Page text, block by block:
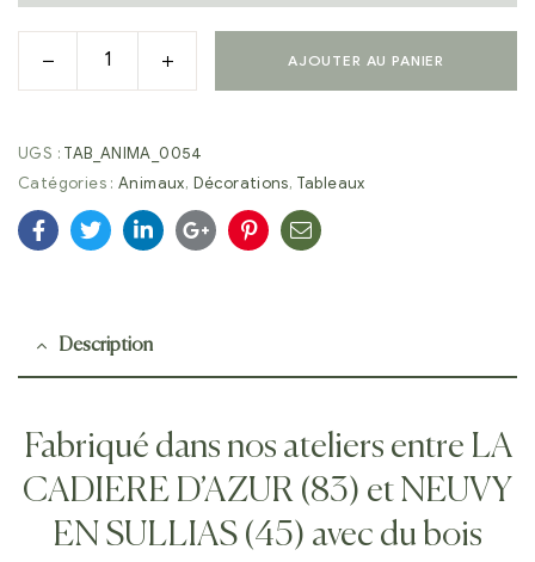
AJOUTER AU PANIER
UGS : TAB_ANIMA_0054
Catégories :Animaux, Décorations, Tableaux
Facebook
TwitterLinkedinGoogle+Pinterest
E-
Description
Fabriqué dans nos ateliers entre LA
CADIERE D’AZUR (83) et NEUVY
EN SULLIAS (45) avec du bois